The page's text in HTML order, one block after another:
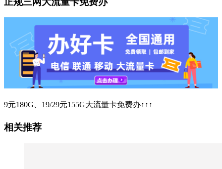
9元180G、19/29元155G大流量卡免费办↑↑↑
相关推荐